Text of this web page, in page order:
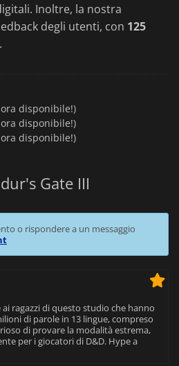
Inoltre, la nostra
degli utenti, con 125
disponibile!)
disponibile!)
disponibile!)
Gate III
o rispondere a un messaggio
ragazzi di questo studio che hanno
di parole in 13 lingue, compreso
di provare la modalità estrema,
per i giocatori di D&D. Hype a